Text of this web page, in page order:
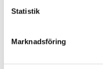
Statistik
Marknadsföring
Antal